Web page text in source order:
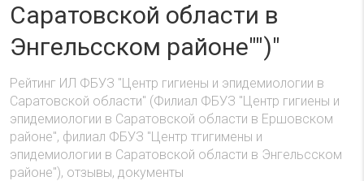
Саратовской области в
Энгельсском районе"")"
Рейтинг ИЛ ФБУЗ "Центр гигиены и эпидемиологии в
Саратовской области" (Филиал ФБУЗ "Центр гигиены и
эпидемиологии в Саратовской области в Ершовском
районе", филиал ФБУЗ "Центр тгигимены и
эпидемиологии в Саратовской области в Энгельсском
районе"), отзывы, документы